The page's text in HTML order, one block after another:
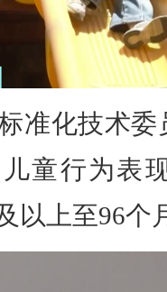
准化技术
童行为表
以上至96个